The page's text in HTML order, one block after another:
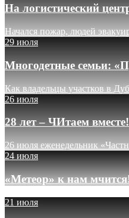
На логистический
Начался пожар, людей
29 июля
Многодетные семьи:
Как владельцы участков в
26 июля
28 лет – ЧИтаем вместе!
26 июля еженедельник
24 июля
«Метеор» к нам
21 июля